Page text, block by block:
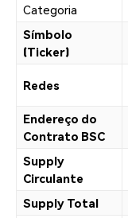
Categoria
Símbolo
(Ticker)
Redes
Endereço do
Contrato BSC
Supply
Circulante
Supply Total